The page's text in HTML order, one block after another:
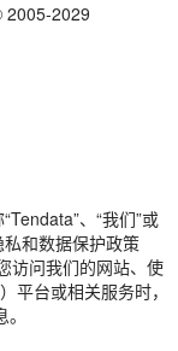
2005-2029
、“我们”或
和数据保护政策
访问我们的网站、使
平台或相关服务时，